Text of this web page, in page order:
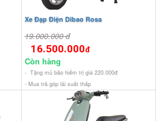
Xe Đạp Điện Dibao Rosa
19.000.000 đ
16.500.000đ
Còn hàng
- Tặng mũ bảo hiểm trị giá 220.000đ
- Mua trả góp lãi suất thấp